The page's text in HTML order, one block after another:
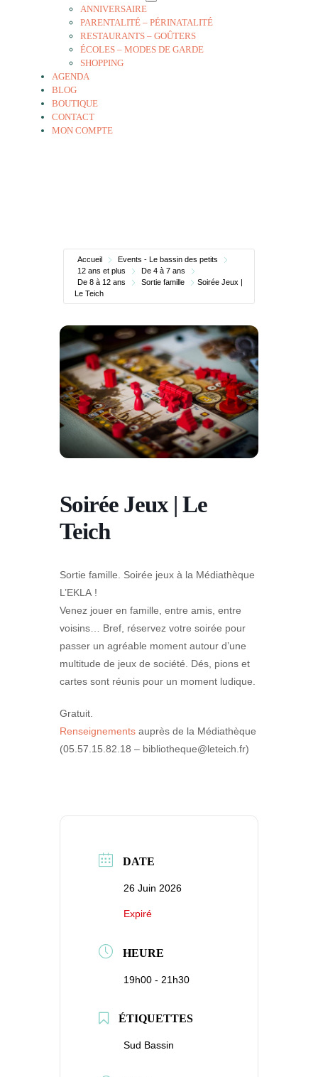
ANNIVERSAIRE
PARENTALITÉ – PÉRINATALITÉ
RESTAURANTS – GOÛTERS
ÉCOLES – MODES DE GARDE
SHOPPING
AGENDA
BLOG
BOUTIQUE
CONTACT
MON COMPTE
Accueil
Events - Le bassin des petits
12 ans et plus
De 4 à 7 ans
De 8 à 12 ans
Sortie famille
Soirée Jeux |
Le Teich
Soirée Jeux | Le
Teich
Sortie famille. Soirée jeux à la Médiathèque
L’EKLA !
Venez jouer en famille, entre amis, entre
voisins… Bref, réservez votre soirée pour
passer un agréable moment autour d’une
multitude de jeux de société. Dés, pions et
cartes sont réunis pour un moment ludique.
Gratuit.
Renseignements auprès de la Médiathèque
(05.57.15.82.18 – bibliotheque@leteich.fr)
DATE
26 Juin 2026
Expiré
HEURE
19h00 - 21h30
ÉTIQUETTES
Sud Bassin